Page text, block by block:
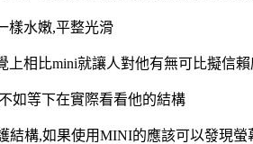
樣水嫩,平整光滑
上相比mini就讓人對他有無可比擬信賴
如等下在實際看看他的結構
結構,如果使用MINI的應該可以發現螢